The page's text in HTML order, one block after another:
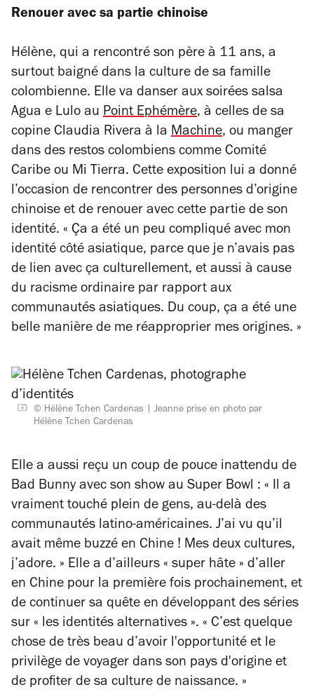
Renouer avec sa partie chinoise
Hélène, qui a rencontré son père à 11 ans, a
surtout baigné dans la culture de sa famille
colombienne. Elle va danser aux soirées salsa
Agua e Lulo au Point Ephémère, à celles de sa
copine Claudia Rivera à la Machine, ou manger
dans des restos colombiens comme Comité
Caribe ou Mi Tierra. Cette exposition lui a donné
l’occasion de rencontrer des personnes d’origine
chinoise et de renouer avec cette partie de son
identité. « Ça a été un peu compliqué avec mon
identité côté asiatique, parce que je n’avais pas
de lien avec ça culturellement, et aussi à cause
du racisme ordinaire par rapport aux
communautés asiatiques. Du coup, ça a été une
belle manière de me réapproprier mes origines. »
© Hélène Tchen Cardenas
Jeanne prise en photo par
Hélène Tchen Cardenas
Elle a aussi reçu un coup de pouce inattendu de
Bad Bunny avec son show au Super Bowl : « Il a
vraiment touché plein de gens, au-delà des
communautés latino-américaines. J’ai vu qu’il
avait même buzzé en Chine ! Mes deux cultures,
j’adore. » Elle a d’ailleurs « super hâte » d’aller
en Chine pour la première fois prochainement, et
de continuer sa quête en développant des séries
sur « les identités alternatives ». « C’est quelque
chose de très beau d’avoir l'opportunité et le
privilège de voyager dans son pays d'origine et
de profiter de sa culture de naissance. »